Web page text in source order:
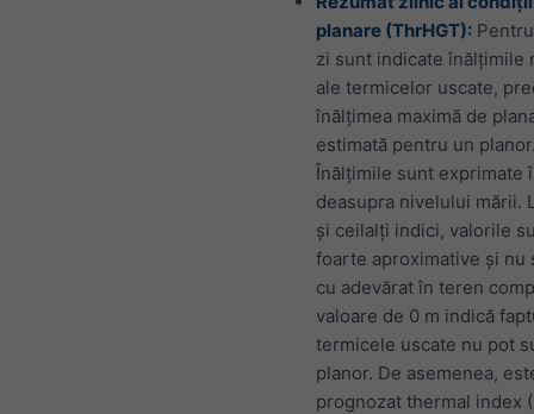
planare (ThrHGT):
zi sunt indicate înălțimile
ale termicelor uscate,
înălțimea maximă de
estimată pentru un
Înălțimile sunt exprimate
deasupra nivelului mării.
și ceilalți indici, valorile
foarte aproximative și nu
cu adevărat în teren
valoare de 0 m indică
termicele uscate nu pot
planor. De asemenea,
prognozat thermal index